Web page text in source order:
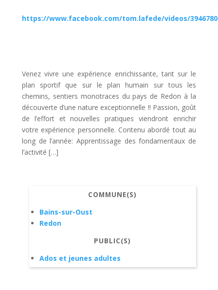
https://www.facebook.com/tom.lafede/videos/
Venez vivre une expérience enrichissante, tant sur le
plan sportif que sur le plan humain sur tous les
chemins, sentiers monotraces du pays de Redon à la
découverte d’une nature exceptionnelle !! Passion, goût
de l’effort et nouvelles pratiques viendront enrichir
votre expérience personnelle. Contenu abordé tout au
long de l’année: Apprentissage des fondamentaux de
l’activité […]
COMMUNE(S)
Bains-sur-Oust
Redon
PUBLIC(S)
Ados et jeunes adultes